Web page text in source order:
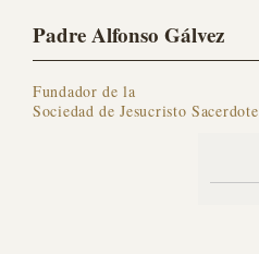
Padre Alfonso Gálvez
Fundador de la
Sociedad de Jesucristo Sacerdote